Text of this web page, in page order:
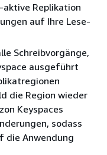
aktive Replikation
auf Ihre Lese-
Schreibvorgänge,
ausgeführt
die Region wieder
Keyspaces
sodass
die Anwendung